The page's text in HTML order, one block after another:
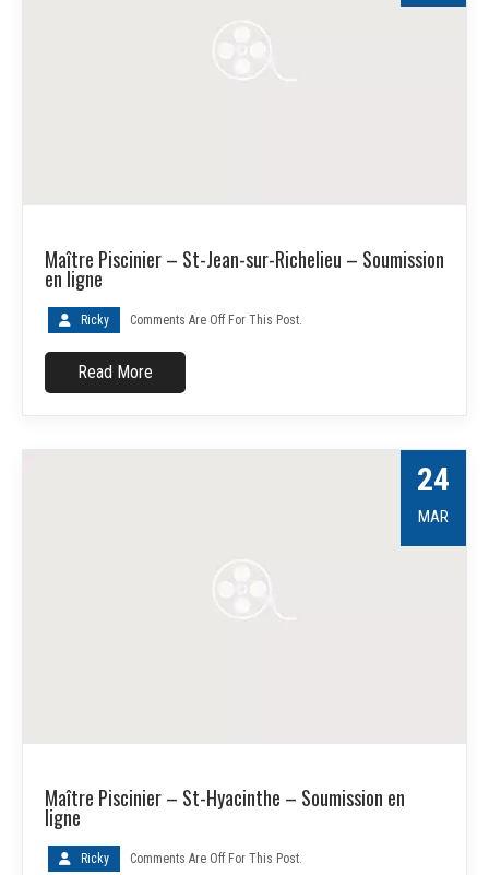
Maître Piscinier – St-Jean-sur-Richelieu – Soumission
en ligne
Ricky Comments Are Off For This Post.
Read More
24
MAR
Maître Piscinier – St-Hyacinthe – Soumission en
ligne
Ricky Comments Are Off For This Post.